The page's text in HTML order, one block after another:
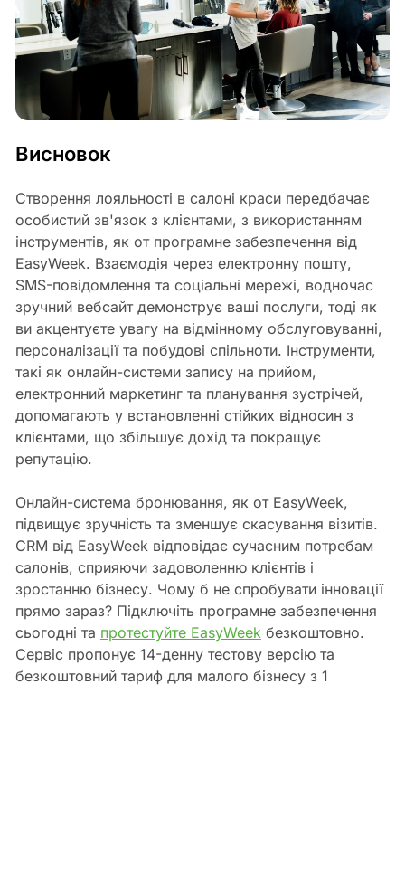
Висновок
Створення лояльності в салоні краси передбачає
особистий зв'язок з клієнтами, з використанням
інструментів, як от програмне забезпечення від
EasyWeek. Взаємодія через електронну пошту,
SMS-повідомлення та соціальні мережі, водночас
зручний вебсайт демонструє ваші послуги, тоді як
ви акцентуєте увагу на відмінному обслуговуванні,
персоналізації та побудові спільноти. Інструменти,
такі як онлайн-системи запису на прийом,
електронний маркетинг та планування зустрічей,
допомагають у встановленні стійких відносин з
клієнтами, що збільшує дохід та покращує
репутацію.
Онлайн-система бронювання, як от EasyWeek,
підвищує зручність та зменшує скасування візитів.
CRM від EasyWeek відповідає сучасним потребам
салонів, сприяючи задоволенню клієнтів і
зростанню бізнесу. Чому б не спробувати інновації
прямо зараз? Підключіть програмне забезпечення
сьогодні та протестуйте EasyWeekбезкоштовно.
Сервіс пропонує 14-денну тестову версію та
безкоштовний тариф для малого бізнесу з 1